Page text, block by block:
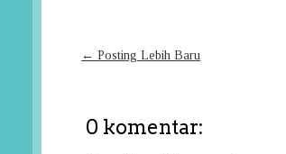
← Posting Lebih Baru
0 komentar: